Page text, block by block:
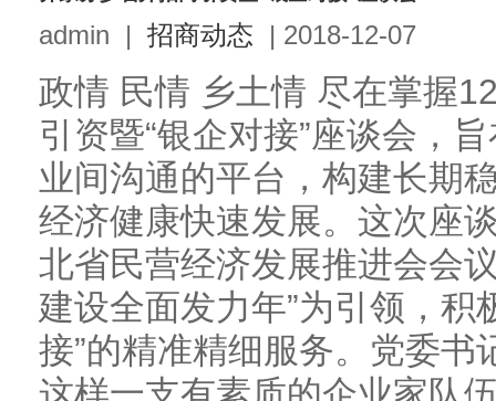
admin | 招商动态 | 2018-12-07
政情 民情 乡土情 尽在掌握
引资暨“银企对接”座谈会，
业间沟通的平台，构建长期
经济健康快速发展。这次座
北省民营经济发展推进会会
建设全面发力年”为引领，积
接”的精准精细服务。党委